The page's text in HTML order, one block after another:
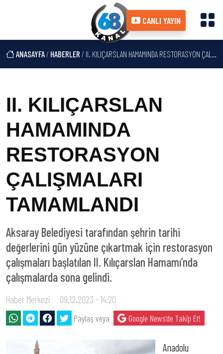
CANLI YAYIN
ANASAYFA/ HABERLER / II. KILIÇARSLAN HAMAMINDA RESTORASYON ÇALIŞMALARI TAMAMLANDI
II. KILIÇARSLAN
HAMAMINDA
RESTORASYON
ÇALIŞMALARI
TAMAMLANDI
Aksaray Belediyesi tarafından şehrin tarihi
değerlerini gün yüzüne çıkartmak için restorasyon
çalışmaları başlatılan II. Kılıçarslan Hamamı’nda
çalışmalarda sona gelindi.
Haber Merkezi 09.12.2023 - 14:20
Paylaş veya Google News'de Takip Et!
Anadolu